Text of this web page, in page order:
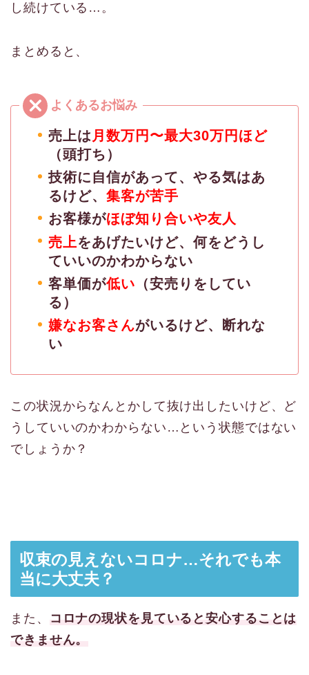
し続けている…。
まとめると、
売上は 月数万円〜最大30万円ほど
（頭打ち）
技術に自信があって、やる気はあ
るけど、 集客が苦手
お客様がほぼ知り合いや友人
売上をあげたいけど、何をどうし
ていいのかわからない
客単価が低い （安売りをしてい
る）
嫌なお客さんがいるけど、断れな
い
この状況からなんとかして抜け出したいけど、ど
うしていいのかわからない…という状態ではない
でしょうか？
収束の見えないコロナ…それでも本
当に大丈夫？
また、
コロナの現状を見ていると安心することは
できません。